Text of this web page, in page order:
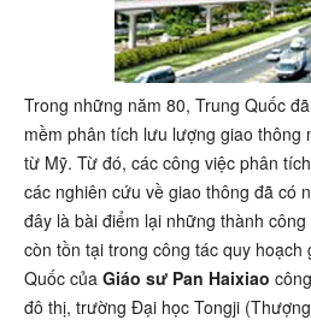
Trong những năm 80, Trung Quốc
mềm phân tích lưu lượng giao thông
từ Mỹ. Từ đó, các công việc phân
các nghiên cứu về giao thông đã có
đây là bài điểm lại những thành
còn tồn tại trong công tác quy hoạch
Quốc của Giáo sư Pan Haixiao
đô thị, trường Đại học Tongji